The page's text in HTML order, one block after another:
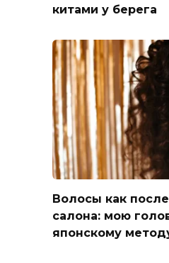
китами у берега
Волосы как
салона: мою
японскому